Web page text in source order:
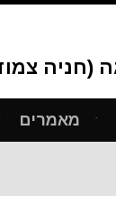
מאמרים